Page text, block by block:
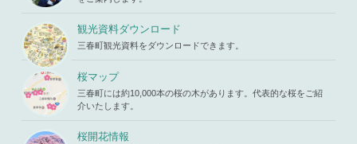
ne19
ontent/the
mes/mihar
u/template-
parts/picu
p.phpon li
ne 19
観光資料ダウンロード
三春町観光資料をダウンロードできます。
桜マップ
三春町には約10,000本の桜の木があります。代表的な桜をご紹
介いたします。
桜開花情報